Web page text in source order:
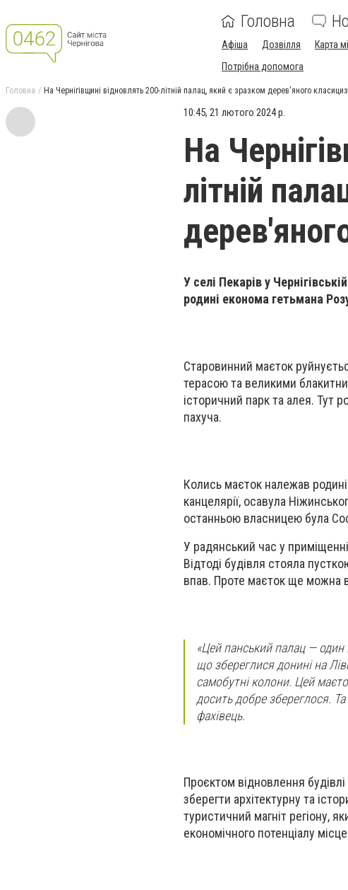
Головна
Афіша Дозвілля Карта
Потрібна допомога
Головна На Чернігівщині відновлять 200-літній палац, який є зразком дерев'яного
10:45, 21 лютого 2024 р.
На
літній
У селі Пекарів у
родині економа гетьмана
Старовинний маєток
терасою та великими
історичний парк та алея. Тут
пахуча.
Колись маєток належав
канцелярії, осавула
останньою власницею була
У радянський час у
Відтоді будівля стояла
впав. Проте маєток ще можна
«Цей панський палац — один
що збереглися донині на
самобутні колони. Цей
досить добре збереглося.
фахівець.
Проєктом відновлення
зберегти архітектурну та
туристичний магніт регіону,
економічного потенціалу